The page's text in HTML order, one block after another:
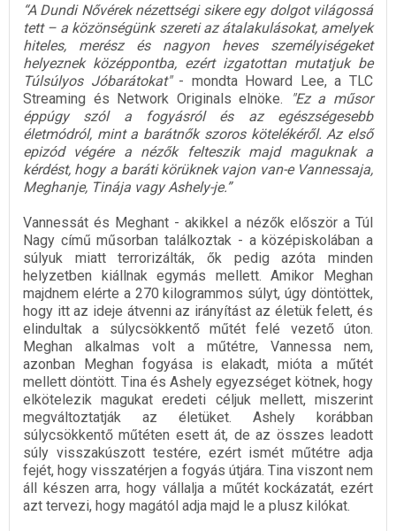
“A Dundi Nővérek nézettségi sikere egy dolgot világossá
tett – a közönségünk szereti az átalakulásokat, amelyek
hiteles, merész és nagyon heves személyiségeket
helyeznek középpontba, ezért izgatottan mutatjuk be
Túlsúlyos Jóbarátokat"- mondta Howard Lee, a TLC
Streaming és Network Originals elnöke.
"Ez a műsor
éppúgy szól a fogyásról és az egészségesebb
életmódról, mint a barátnők szoros kötelékéről. Az első
epizód végére a nézők felteszik majd maguknak a
kérdést, hogy a baráti körüknek vajon van-e Vannessaja,
Meghanje, Tinája vagy Ashely-je.”
Vannessát és Meghant - akikkel a nézők először a Túl
Nagy című műsorban találkoztak - a középiskolában a
súlyuk miatt terrorizálták, ők pedig azóta minden
helyzetben kiállnak egymás mellett. Amikor Meghan
majdnem elérte a 270 kilogrammos súlyt, úgy döntöttek,
hogy itt az ideje átvenni az irányítást az életük felett, és
elindultak a súlycsökkentő műtét felé vezető úton.
Meghan alkalmas volt a műtétre, Vannessa nem,
azonban Meghan fogyása is elakadt, mióta a műtét
mellett döntött. Tina és Ashely egyezséget kötnek, hogy
elkötelezik magukat eredeti céljuk mellett, miszerint
megváltoztatják az életüket. Ashely korábban
súlycsökkentő műtéten esett át, de az összes leadott
súly visszakúszott testére, ezért ismét műtétre adja
fejét, hogy visszatérjen a fogyás útjára. Tina viszont nem
áll készen arra, hogy vállalja a műtét kockázatát, ezért
azt tervezi, hogy magától adja majd le a plusz kilókat.